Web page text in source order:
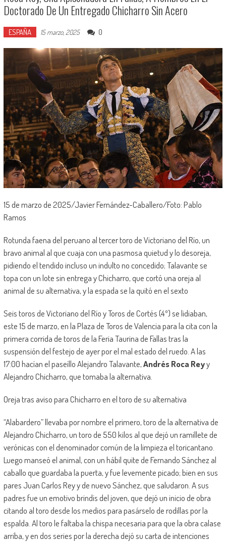
Doctorado De Un Entregado Chicharro Sin Acero
ESPAÑA 15 marzo, 2025 0
15 de marzo de 2025/Javier Fernández-Caballero/Foto: Pablo
Ramos
Rotunda faena del peruano al tercer toro de Victoriano del Río, un
bravo animal al que cuaja con una pasmosa quietud y lo desoreja,
pidiendo el tendido incluso un indulto no concedido; Talavante se
topa con un lote sin entrega y Chicharro, que cortó una oreja al
animal de su alternativa, y la espada se la quitó en el sexto
Seis toros de Victoriano del Río y Toros de Cortés (4º) se lidiaban,
este 15 de marzo, en la Plaza de Toros de Valencia para la cita con la
primera corrida de toros de la Feria Taurina de Fallas tras la
suspensión del festejo de ayer por el mal estado del ruedo. A las
17:00 hacían el paseíllo Alejandro Talavante,Andrés Roca Reyy
Alejandro Chicharro, que tomaba la alternativa.
Oreja tras aviso para Chicharro en el toro de su alternativa
“Alabardero” llevaba por nombre el primero, toro de la alternativa de
Alejandro Chicharro, un toro de 550 kilos al que dejó un ramillete de
verónicas con el denominador común de la limpieza el toricantano.
Luego manseó el animal, con un hábil quite de Fernando Sánchez al
caballo que guardaba la puerta, y fue levemente picado; bien en sus
pares Juan Carlos Rey y de nuevo Sánchez, que saludaron. A sus
padres fue un emotivo brindis del joven, que dejó un inicio de obra
citando al toro desde los medios para pasárselo de rodillas por la
espalda. Al toro le faltaba la chispa necesaria para que la obra calase
arriba, y en dos series por la derecha dejó su carta de intenciones